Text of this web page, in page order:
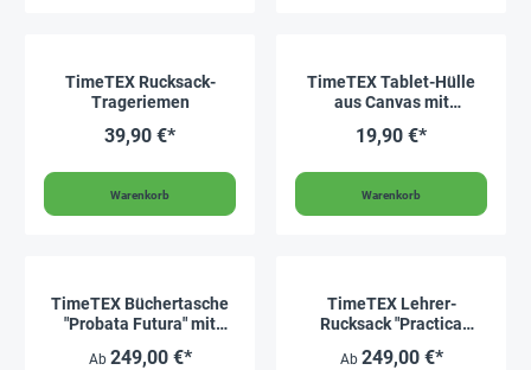
TimeTEX Rucksack-
Trageriemen
39,90 €*
Warenkorb
TimeTEX Tablet-Hülle
aus Canvas mit
cm
19,90 €*
Warenkorb
TimeTEX Büchertasche
"Probata Futura" mit
Ab 249,00 €*
TimeTEX Lehrer-
Rucksack "Practica
Ab 249,00 €*